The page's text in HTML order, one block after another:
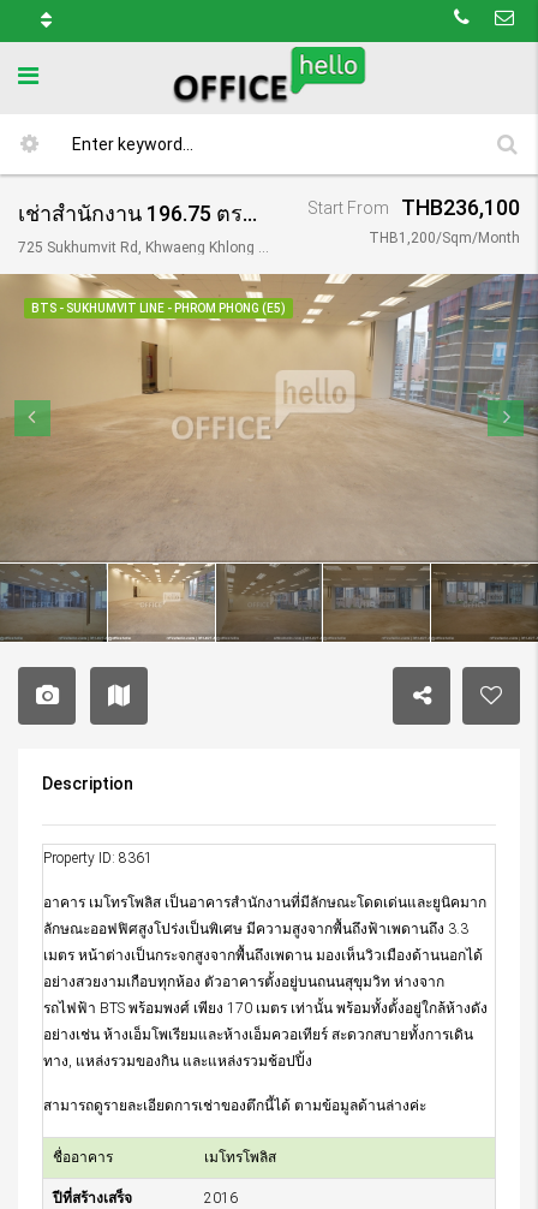
เช่าสำนักงาน 196.75 ตรม. อาคาร เมโทรโพลิส / Metropolis Tower
725 Sukhumvit Rd, Khwaeng Khlong Tan Nuea, Khet Watthana, Krung Thep Maha Nakhon 10110, Thailand
Start From THB236,100
THB1,200/Sqm/Month
BTS - SUKHUMVIT LINE - PHROM PHONG (E5)
Description
Property ID: 8361
อาคาร เมโทรโพลิส เป็นอาคารสำนักงานที่มีลักษณะโดดเด่นและยูนิคมาก
ลักษณะออฟฟิศสูงโปร่งเป็นพิเศษ มีความสูงจากพื้นถึงฟ้าเพดานถึง 3.3
เมตร หน้าต่างเป็นกระจกสูงจากพื้นถึงเพดาน มองเห็นวิวเมืองด้านนอกได้
อย่างสวยงามเกือบทุกห้อง ตัวอาคารตั้งอยู่บนถนนสุขุมวิท ห่างจาก
รถไฟฟ้า BTS พร้อมพงศ์ เพียง 170 เมตร เท่านั้น พร้อมทั้งตั้งอยู่ใกล้ห้างดัง
อย่างเช่น ห้างเอ็มโพเรียมและห้างเอ็มควอเทียร์ สะดวกสบายทั้งการเดิน
ทาง, แหล่งรวมของกิน และแหล่งรวมช้อปปิ้ง
สามารถดูรายละเอียดการเช่าของตึกนี้ได้ ตามข้อมูลด้านล่างค่ะ
ชื่ออาคาร เมโทรโพลิส
ปีที่สร้างเสร็จ 2016